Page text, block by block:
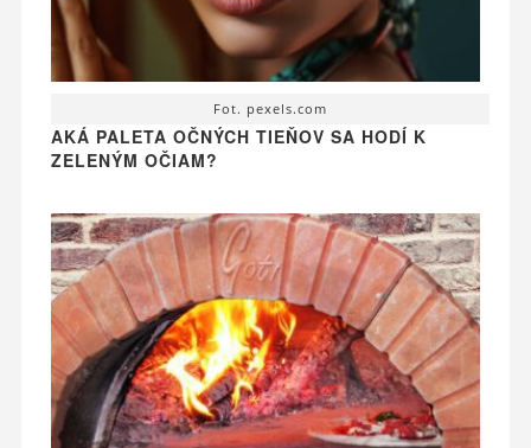
Fot. pexels.com
AKÁ PALETA OČNÝCH TIEŇOV SA HODÍ K
ZELENÝM OČIAM?